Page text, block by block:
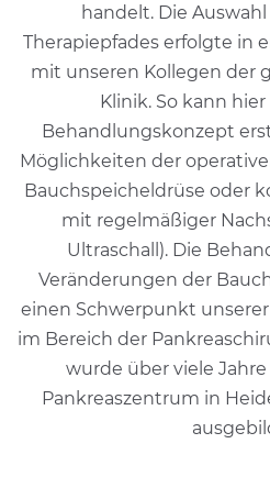
handelt. Die
Therapiepfades erfolgte in
mit unseren Kollegen der
Klinik. So kann
Behandlungskonzept
Möglichkeiten der
Bauchspeicheldrüse oder
mit regelmäßiger
Ultraschall). Die
Veränderungen der
einen Schwerpunkt unserer
im Bereich der
wurde über viele
Pankreaszentrum in